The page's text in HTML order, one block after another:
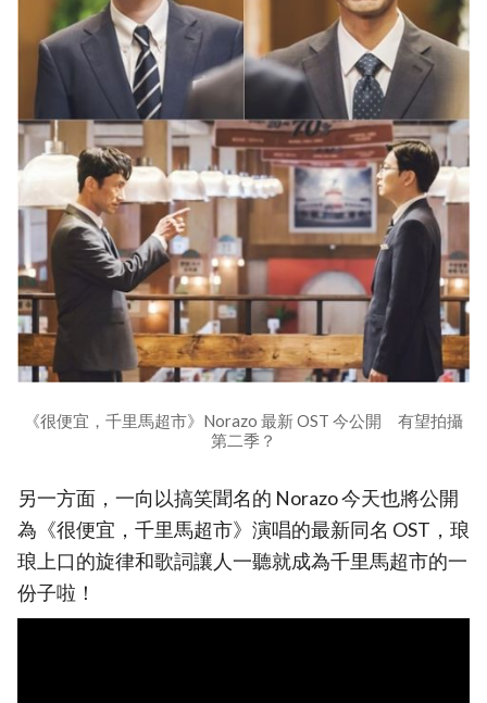
《很便宜，千里馬超市》Norazo 最新 OST 今公開 有望拍攝
第二季？
另一方面，一向以搞笑聞名的 Norazo 今天也將公開
為《很便宜，千里馬超市》演唱的最新同名 OST，琅
琅上口的旋律和歌詞讓人一聽就成為千里馬超市的一
份子啦！